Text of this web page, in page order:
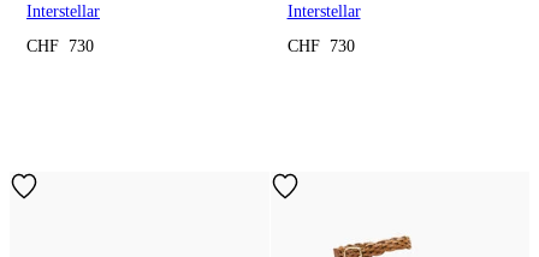
Interstellar
CHF 730
Interstellar
CHF 730